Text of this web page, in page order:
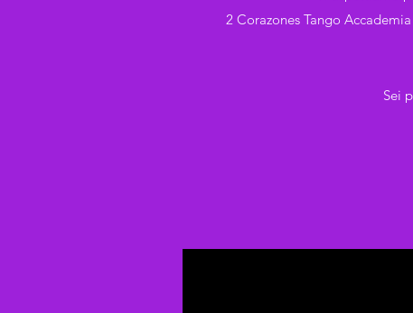
2 Corazones Tango
Sei